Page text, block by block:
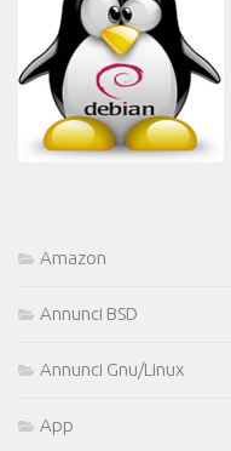
Amazon
Annunci BSD
Annunci Gnu/Linux
App